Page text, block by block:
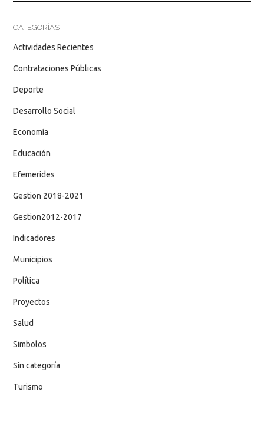
CATEGORÍAS
Actividades Recientes
Contrataciones Públicas
Deporte
Desarrollo Social
Economía
Educación
Efemerides
Gestion 2018-2021
Gestion2012-2017
Indicadores
Municipios
Política
Proyectos
Salud
Simbolos
Sin categoría
Turismo